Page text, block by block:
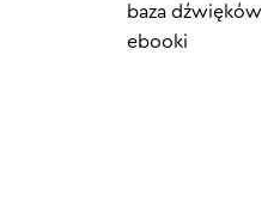
baza dźwięków
ebooki